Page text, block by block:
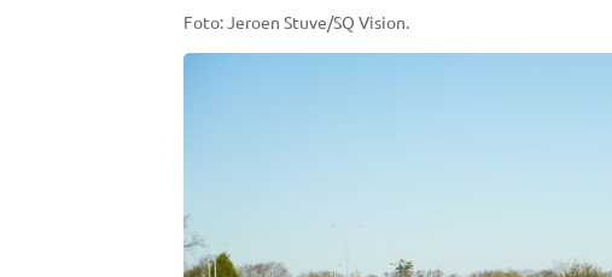
Foto: Jeroen Stuve/SQ Vision.